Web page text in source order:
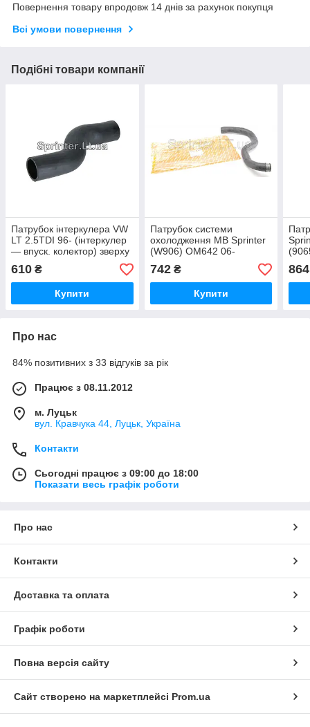
Повернення товару впродовж 14 днів за рахунок покупця
Всі умови повернення
Подібні товари компанії
Патрубок інтеркулера VW
LT 2.5TDI 96- (інтеркулер
— впуск. колектор) зверху
лівий
610 ₴
Купити
Патрубок системи
охолодження MB Sprinter
(W906) OM642 06-
(верхній)
742₴
Купити
864
Про нас
84% позитивних з 33 відгуків за рік
Працює з 08.11.2012
м. Луцьк
вул. Кравчука 44, Луцьк, Україна
Контакти
Сьогодні працює з 09:00 до 18:00
Показати весь графік роботи
Про нас
Контакти
Доставка та оплата
Графік роботи
Повна версія сайту
Сайт створено на маркетплейсі Prom.ua